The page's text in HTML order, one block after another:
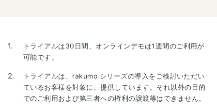
トライアルは30日間、オンラインデモは1週間のご利用が
可能です。
トライアルは、rakumo シリーズの導入をご検討いただい
ているお客様を対象に、提供しています。それ以外の目的
でのご利用および第三者への権利の譲渡等はできません。